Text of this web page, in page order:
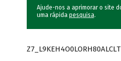
Ajude-nos a aprimorar o site
uma rápida pesquisa.